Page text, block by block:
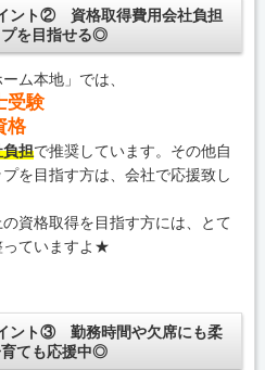
ント② 資格取得費用会社負担
を目指せる◎
ム本地」では、
受験
格
負担で推奨しています。その他自
を目指す方は、会社で応援致し
資格取得を目指す方には、とて
っていますよ★
ント③ 勤務時間や欠席にも柔
ても応援中◎